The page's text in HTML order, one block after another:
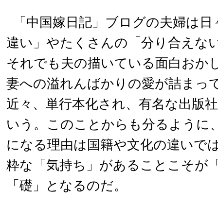
「中国嫁日記」ブログの夫婦は
違い」やたくさんの「分り合えな
それでも夫の描いている面白おか
妻への溢れんばかりの愛が詰まっ
近々、単行本化され、有名な出版
いう。このことからも分るように
になる理由は国籍や文化の違いで
粋な「気持ち」があることこそが
「礎」となるのだ。